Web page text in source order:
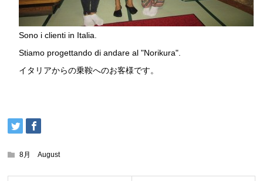
Sono i clienti in Italia.
Stiamo progettando di andare al "Norikura".
イタリアからの乗鞍へのお客様です。
8月 August